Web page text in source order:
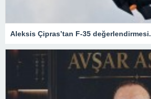
Aleksis Çipras’tan F-35 değerlendirmesi.